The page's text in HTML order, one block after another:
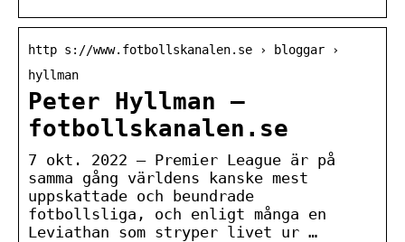
http s://www.fotbollskanalen.se › bloggar ›
hyllman
Peter Hyllman –
fotbollskanalen.se
7 okt. 2022 — Premier League är på
samma gång världens kanske mest
uppskattade och beundrade
fotbollsliga, och enligt många en
Leviathan som stryper livet ur …